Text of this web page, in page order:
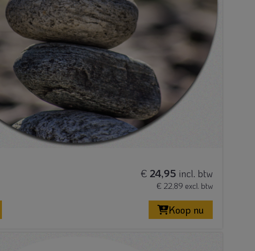
€ 24,95 incl. btw
€ 22,89 excl. btw
Koop nu